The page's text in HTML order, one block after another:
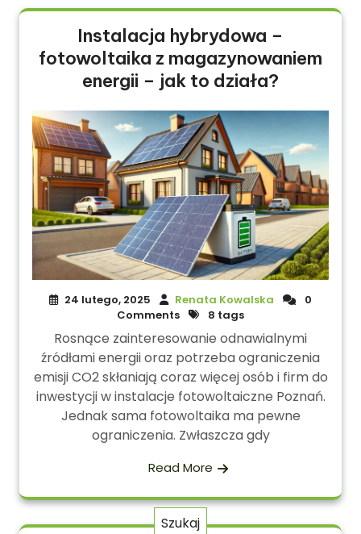
Instalacja hybrydowa –
fotowoltaika z magazynowaniem
energii – jak to działa?
24 lutego, 2025 Renata Kowalska
0
Comments
8 tags
Rosnące zainteresowanie odnawialnymi
źródłami energii oraz potrzeba ograniczenia
emisji CO2 skłaniają coraz więcej osób i firm do
inwestycji w instalacje fotowoltaiczne Poznań.
Jednak sama fotowoltaika ma pewne
ograniczenia. Zwłaszcza gdy
Read More
Szukaj